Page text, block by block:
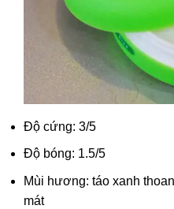
Độ cứng: 3/5
Độ bóng: 1.5/5
Mùi hương: táo xanh
mát